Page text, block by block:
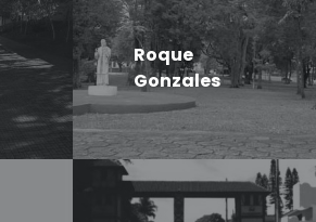
Roque
Gonzales